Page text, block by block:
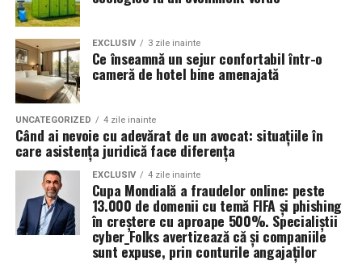
Ameliorarea rapidă a simptomelor respiratorii
dificultăți de respirație, tuse, secreţii pulmonare,
congestie.
La copii, după 20 de ședințe , s-a înregistrat o
reducere de
astmului.
Reducerea tratamentului medicamentos
pacienți pot utiliza mai puține medicamente,
datorită efectului terapeutic sustenabil al
tratamentului cu sare.
Fără efecte secundare semnificative, ceea ce face
terapia potrivită pentru adulți, copii și persoane cu
EXCLUSIV 3 zile inainte
Ce înseamnă un sejur confortabil într-o
cameră de hotel bine amenajată
UNCATEGORIZED 4 zile inainte
Când ai nevoie cu adevărat de un avocat: situațiile în
care asistența juridică face diferența
EXCLUSIV 4 zile inainte
Cupa Mondială a fraudelor online: peste
13.000 de domenii cu temă FIFA și phishing
în creștere cu aproape 500%. Specialiștii
cyber_Folks avertizează că și companiile
sunt expuse, prin conturile angajaților